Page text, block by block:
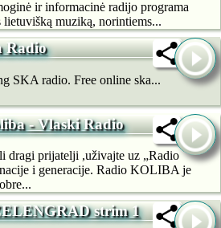
ir informacinė radijo programa
muziką, norintiems...
Radio
SKA radio. Free online ska...
- Vlaski Radio
dragi prijatelji ,uživajte uz „Radio
i generacije. Radio KOLIBA je
strim 1